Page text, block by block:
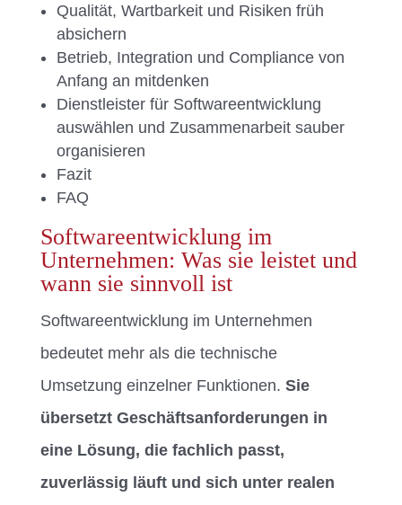
Qualität, Wartbarkeit und Risiken früh
absichern
Betrieb, Integration und Compliance von
Anfang an mitdenken
Dienstleister für Softwareentwicklung
auswählen und Zusammenarbeit sauber
organisieren
Fazit
FAQ
Softwareentwicklung im
Unternehmen: Was sie leistet und
wann sie sinnvoll ist
Softwareentwicklung im Unternehmen
bedeutet mehr als die technische
Umsetzung einzelner Funktionen. Sie
übersetzt Geschäftsanforderungen in
eine Lösung, die fachlich passt,
zuverlässig läuft und sich unter realen